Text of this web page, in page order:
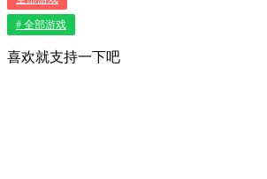
# 全部游戏
喜欢就支持一下吧